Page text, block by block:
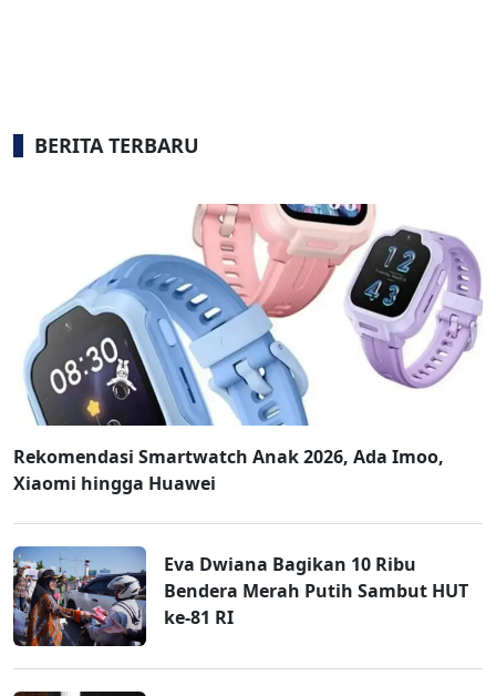
BERITA TERBARU
Rekomendasi Smartwatch Anak 2026, Ada Imoo,
Xiaomi hingga Huawei
Eva Dwiana Bagikan 10 Ribu
Bendera Merah Putih Sambut HUT
ke-81 RI